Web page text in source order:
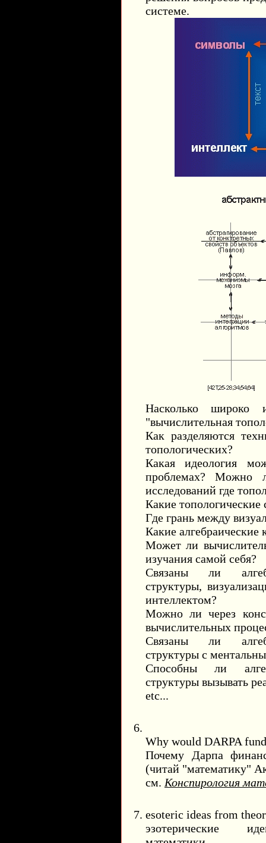
системе.
Насколько широко
"вычислительная
Как разделяются
топологических?
Какая идеология
проблемах? Можно
исследований где
Какие топологические
Где грань между
Какие алгебраические
Может ли
изучания самой себя?
Связаны ли
структуры,
интеллектом?
Можно ли через
вычислительных
Связаны ли
структуры с
Способны ли
структуры вызывать
etc...
Why would DARPA
Почему Дарпа
(читай "математику"
см. Конспирология
esoteric ideas from
эзотерические